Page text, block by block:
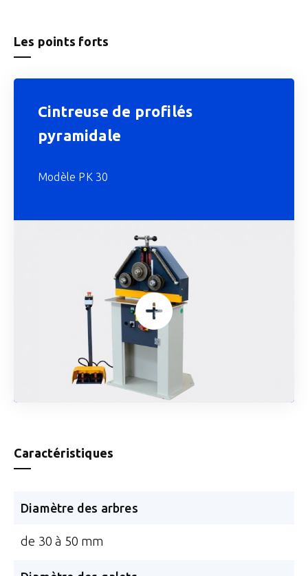
Les points forts
Cintreuse de profilés
pyramidale
Modèle PK 30
Caractéristiques
Diamètre des arbres
de 30 à 50 mm